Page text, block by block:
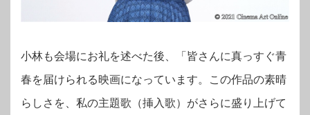
小林も会場にお礼を述べた後、「皆さんに真っすぐ青
春を届けられる映画になっています。この作品の素晴
らしさを、私の主題歌（挿入歌）がさらに盛り上げて